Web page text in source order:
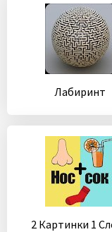
Лабиринт
2 Картинки 1